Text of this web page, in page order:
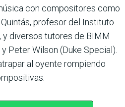
con compositores como
profesor del Instituto
y diversos tutores de BIMM
Peter Wilson (Duke Special).
al oyente rompiendo